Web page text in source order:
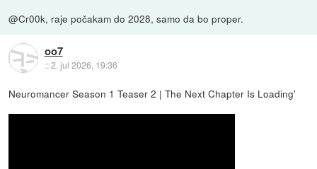
@Cr00k, raje počakam do 2028, samo da bo proper.
oo7
::2. jul 2026, 19:36
Neuromancer Season 1 Teaser 2 | The Next Chapter Is Loading'